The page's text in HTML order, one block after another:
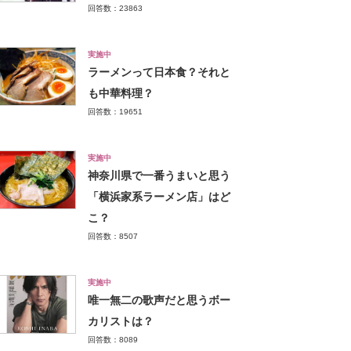
回答数：23863
実施中
ラーメンって日本食？それと
も中華料理？
回答数：19651
実施中
神奈川県で一番うまいと思う
「横浜家系ラーメン店」はど
こ？
回答数：8507
実施中
唯一無二の歌声だと思うボー
カリストは？
回答数：8089